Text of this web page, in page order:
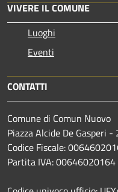
VIVERE IL COMUNE
Luoghi
Eventi
CONTATTI
Comune di Comun Nuovo
Piazza Alcide De Gasperi
Codice Fiscale:
Partita IVA: 00646020164